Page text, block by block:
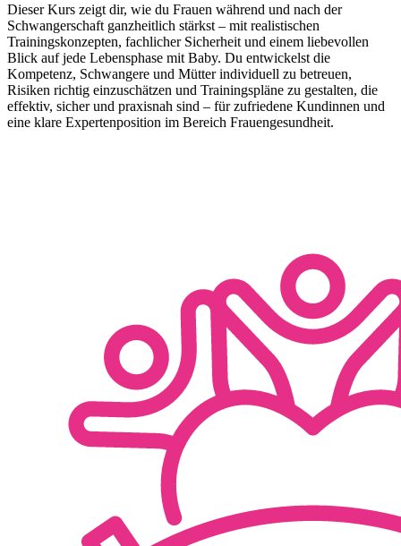
Dieser Kurs zeigt dir, wie du Frauen während und nach der
Schwangerschaft ganzheitlich stärkst – mit realistischen
Trainingskonzepten, fachlicher Sicherheit und einem liebevollen
Blick auf jede Lebensphase mit Baby. Du entwickelst die
Kompetenz, Schwangere und Mütter individuell zu betreuen,
Risiken richtig einzuschätzen und Trainingspläne zu gestalten, die
effektiv, sicher und praxisnah sind – für zufriedene Kundinnen und
eine klare Expertenposition im Bereich Frauengesundheit.